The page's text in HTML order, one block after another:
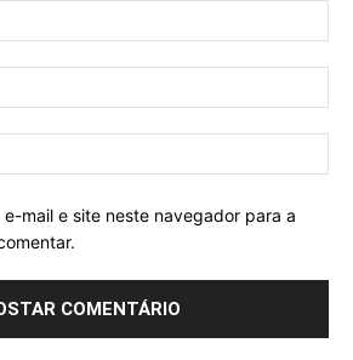
e-mail e site neste navegador para a